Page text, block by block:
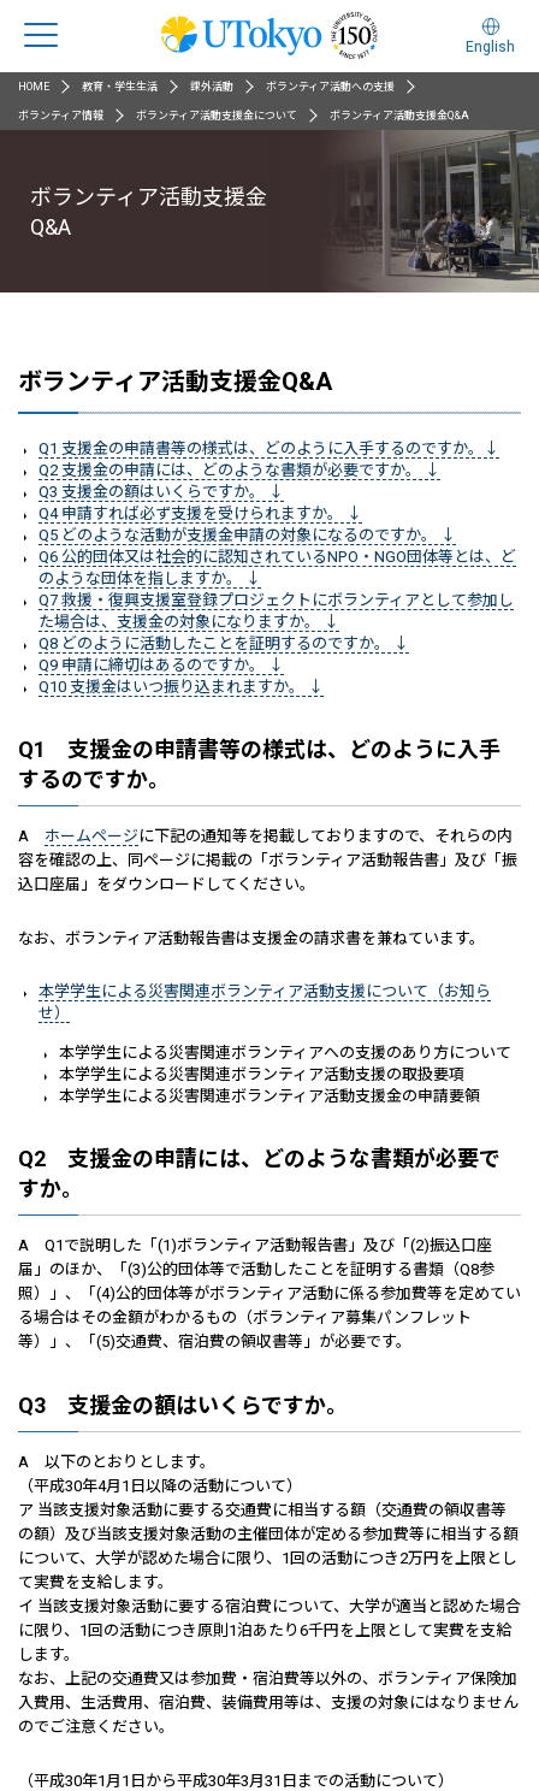
English
HOME 教育・学生生活 課外活動 ボランティア活動への支援
ボランティア情報 ボランティア活動支援金について ボランティア活動支援金Q&A
ボランティア活動支援金
Q&A
ボランティア活動支援金Q&A
Q1 支援金の申請書等の様式は、どのように入手するのですか。↓
Q2 支援金の申請には、どのような書類が必要ですか。 ↓
Q3 支援金の額はいくらですか。 ↓
Q4 申請すれば必ず支援を受けられますか。 ↓
Q5 どのような活動が支援金申請の対象になるのですか。 ↓
Q6 公的団体又は社会的に認知されているNPO・NGO団体等とは、ど
のような団体を指しますか。 ↓
Q7 救援・復興支援室登録プロジェクトにボランティアとして参加し
た場合は、支援金の対象になりますか。 ↓
Q8 どのように活動したことを証明するのですか。 ↓
Q9 申請に締切はあるのですか。 ↓
Q10 支援金はいつ振り込まれますか。 ↓
Q1 支援金の申請書等の様式は、どのように入手
するのですか。
A ホームページ に下記の通知等を掲載しておりますので、それらの内
容を確認の上、同ページに掲載の「ボランティア活動報告書」及び「振
込口座届」をダウンロードしてください。
なお、ボランティア活動報告書は支援金の請求書を兼ねています。
本学学生による災害関連ボランティア活動支援について（お知ら
せ）
本学学生による災害関連ボランティアへの支援のあり方について
本学学生による災害関連ボランティア活動支援の取扱要項
本学学生による災害関連ボランティア活動支援金の申請要領
Q2 支援金の申請には、どのような書類が必要で
すか。
A Q1で説明した「(1)ボランティア活動報告書」及び「(2)振込口座
届」のほか、「(3)公的団体等で活動したことを証明する書類（Q8参
照）」、「(4)公的団体等がボランティア活動に係る参加費等を定めてい
る場合はその金額がわかるもの（ボランティア募集パンフレット
等）」、「(5)交通費、宿泊費の領収書等」が必要です。
Q3 支援金の額はいくらですか。
A 以下のとおりとします。
（平成30年4月1日以降の活動について）
ア 当該支援対象活動に要する交通費に相当する額（交通費の領収書等
の額）及び当該支援対象活動の主催団体が定める参加費等に相当する額
について、大学が認めた場合に限り、1回の活動につき2万円を上限とし
て実費を支給します。
イ 当該支援対象活動に要する宿泊費について、大学が適当と認めた場合
に限り、1回の活動につき原則1泊あたり6千円を上限として実費を支給
します。
なお、上記の交通費又は参加費・宿泊費等以外の、ボランティア保険加
入費用、生活費用、宿泊費、装備費用等は、支援の対象にはなりません
のでご注意ください。
（平成30年1月1日から平成30年3月31日までの活動について）